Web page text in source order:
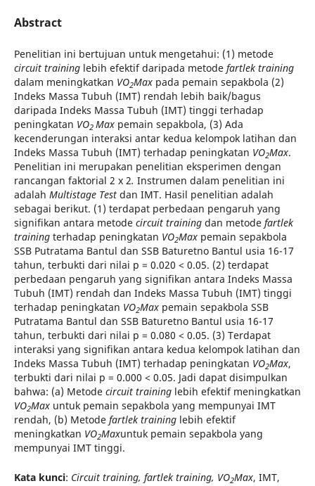
Abstract
Penelitian ini bertujuan untuk mengetahui: (1) metode
circuit traininglebih efektif daripada metode fartlek training
dalam meningkatkan VO2Maxpada pemain sepakbola (2)
Indeks Massa Tubuh (IMT) rendah lebih baik/bagus
daripada Indeks Massa Tubuh (IMT) tinggi terhadap
peningkatan VO2 Maxpemain sepakbola, (3) Ada
kecenderungan interaksi antar kedua kelompok latihan dan
Indeks Massa Tubuh (IMT) terhadap peningkatan VO2Max.
Penelitian ini merupakan penelitian eksperimen dengan
rancangan faktorial 2 x 2. Instrumen dalam penelitian ini
adalah Multistage Testdan IMT. Hasil penelitian adalah
sebagai berikut. (1) terdapat perbedaan pengaruh yang
signifikan antara metode circuit trainingdan metode fartlek
trainingterhadap peningkatan VO2Maxpemain sepakbola
SSB Putratama Bantul dan SSB Baturetno Bantul usia 16-17
tahun, terbukti dari nilai p = 0.020 < 0.05. (2) terdapat
perbedaan pengaruh yang signifikan antara Indeks Massa
Tubuh (IMT) rendah dan Indeks Massa Tubuh (IMT) tinggi
terhadap peningkatan VO2Maxpemain sepakbola SSB
Putratama Bantul dan SSB Baturetno Bantul usia 16-17
tahun, terbukti dari nilai p = 0.080 < 0.05. (3) Terdapat
interaksi yang signifikan antara kedua kelompok latihan dan
Indeks Massa Tubuh (IMT) terhadap peningkatan VO2Max,
terbukti dari nilai p = 0.000 < 0.05. Jadi dapat disimpulkan
bahwa: (a) Metode circuit traininglebih efektif meningkatkan
VO2Maxuntuk pemain sepakbola yang mempunyai IMT
rendah, (b) Metode fartlek traininglebih efektif
meningkatkan VO2Maxuntuk pemain sepakbola yang
mempunyai IMT tinggi.
Kata kunci: Circuit training, fartlek training, VO2Max, IMT,